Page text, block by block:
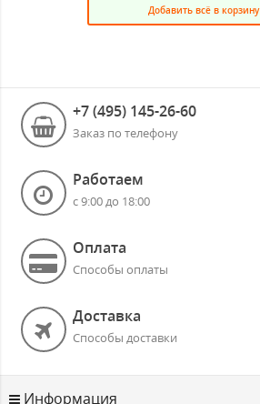
Добавить всё в корзину
+7 (495) 145-26-60
Заказ по телефону
Работаем
с 9:00 до 18:00
Оплата
Способы оплаты
Доставка
Способы доставки
Информация